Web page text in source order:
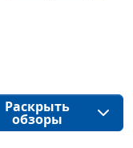
Раскрыть
обзоры